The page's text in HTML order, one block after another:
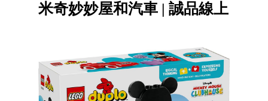
米奇妙妙屋和汽車 | 誠品線上